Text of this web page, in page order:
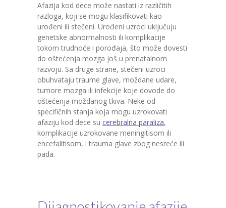
Afazija kod dece može nastati iz različitih
razloga, koji se mogu klasifikovati kao
urođeni ili stečeni. Urođeni uzroci uključuju
genetske abnormalnosti ili komplikacije
tokom trudnoće i porođaja, što može dovesti
do oštećenja mozga još u prenatalnom
razvoju. Sa druge strane, stečeni uzroci
obuhvataju traume glave, moždane udare,
tumore mozga ili infekcije koje dovode do
oštećenja moždanog tkiva. Neke od
specifičnih stanja koja mogu uzrokovati
afaziju kod dece su cerebralna paraliza,
komplikacije uzrokovane meningitisom ili
encefalitisom, i trauma glave zbog nesreće ili
pada.